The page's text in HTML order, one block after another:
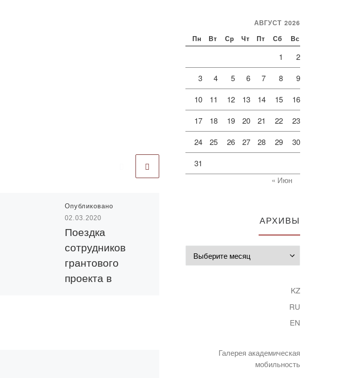
Опубликовано
02.03.2020
Поездка
сотрудников
грантового
проекта в
Конкурс «Лучший
преподаватель
вуза»
АВГУСТ 2026
Пн Вт Ср Чт Пт Сб Вс
1 2
3 4 5 6 7 8 9
10 11 12 13 14 15 16
17 18 19 20 21 22 23
24 25 26 27 28 29 30
31
« Июн
АРХИВЫ
KZ
RU
EN
Галерея академическая
мобильность